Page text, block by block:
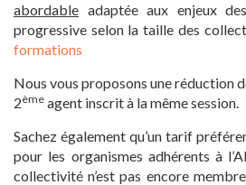
abordable adaptée aux enjeux
progressive selon la taille des
formations
Nous vous proposons une réduction
2ème agent inscrit à la même session.
Sachez également qu’un tarif
pour les organismes adhérents à
collectivité n’est pas encore